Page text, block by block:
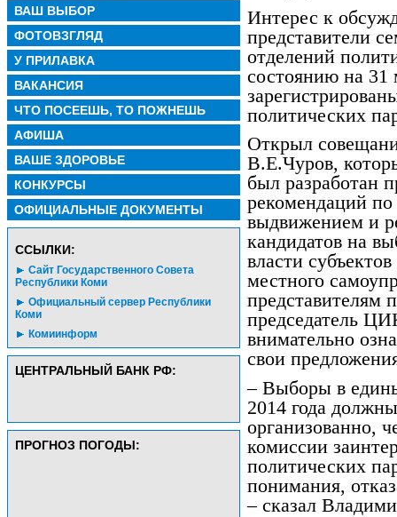
ВАШ ВЫБОР
ФОТОВЗГЛЯД
У ПРИЛАВКА
ВАКАНСИЯ
ЧТО ПОСЕЕШЬ, ТО ПОЖНЕШЬ
АФИША
ВАШЕ ЗДОРОВЬЕ
КОНКУРСЫ
ОФИЦИАЛЬНЫЕ ДОКУМЕНТЫ
CСЫЛКИ:
Сайт Государственного Совета
Республики Коми
Официальный сервер Республики
Коми
Комиинформ
ЦЕНТРАЛЬНЫЙ БАНК РФ:
ПРОГНОЗ ПОГОДЫ:
Интерес к
представители
отделений
состоянию на 31
политических
Открыл
В.Е.Чуров,
был разработан
рекомендаций
выдвижением и
кандидатов на
власти
местного
представителям
председатель
внимательно
свои
– Выборы в
2014 года
организованно,
комиссии
политических
понимания,
– сказал